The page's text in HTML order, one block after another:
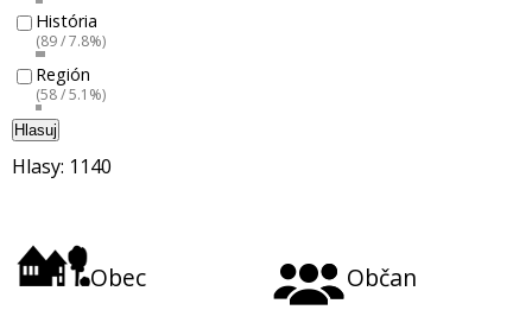
História
(89 / 7.8%)
Región
(58 / 5.1%)
Hlasuj
Hlasy: 1140
Obec Občan